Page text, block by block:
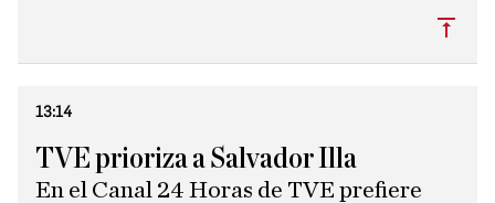
13:14
TVE prioriza a Salvador Illa
En el Canal 24 Horas de TVE prefiere